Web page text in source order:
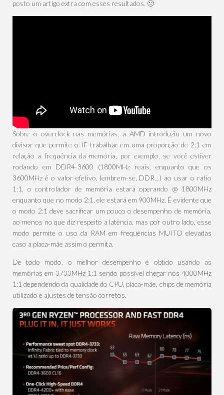
posto um artigo extra com esses resultados. 🙂
Sobre o overclock nas memórias, a AMD introduziu um novo
divisor que permite o IF trabalhar em uma proporção de 2:1 em
relação a frequência da memória, por exemplo, se você estiver
rodando em DDR4-3600 (1800MHz reais, enquanto que os
3600MHz é o valor efetivo, lembrem-se, DDR…) ao usar o ratio
1:1, o controlador de memória estará operando @ 1800MHz
enquanto que no modo 2:1, ele estará em 900MHz. É evidente que
o modo 2:1 deve sacrificar um pouco o desempenho de memória,
ao menos no que diz respeito a latência, mas por outro lado, esse
modo permite o uso da RAM em frequências MUITO elevadas
caso a placa-mãe assim o permita.
De todo modo, o melhor desempenho é obtido usando as
memórias em 3733MHz 1:1 sendo possível chegar nos 4000MHz
1:1 dependendo da qualidade do CPU, placa-mãe, chips de memória
utilizado e ajustes de tensão corretos.